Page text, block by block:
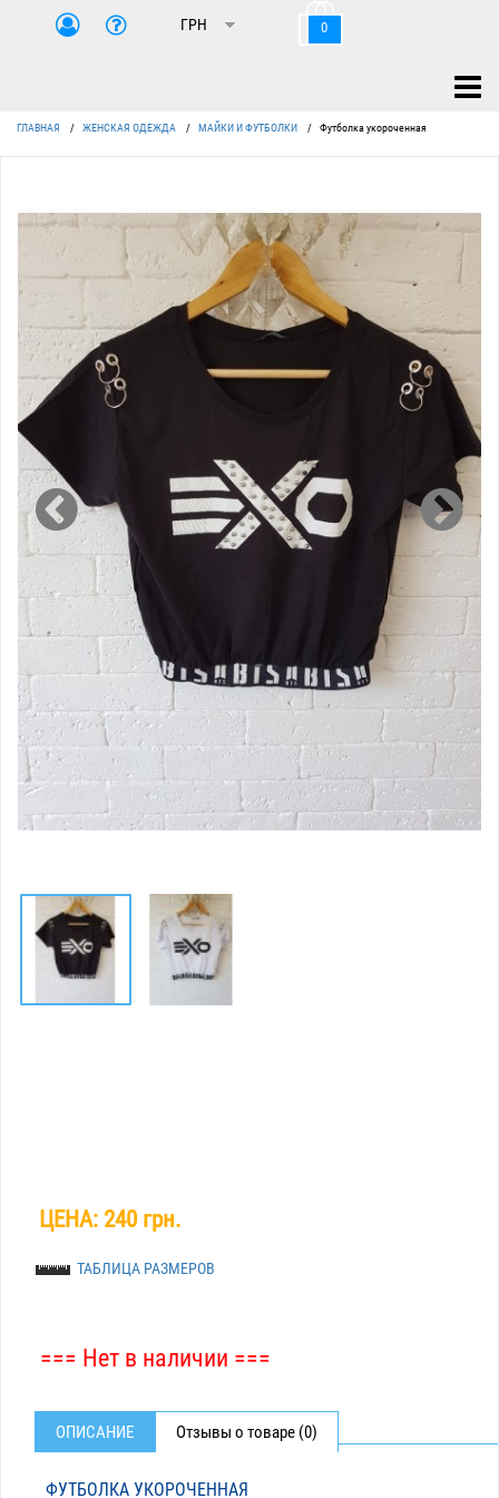
0
ГЛАВНАЯ / ЖЕНСКАЯ ОДЕЖДА / МАЙКИ И ФУТБОЛКИ / Футболка укороченная
ЦЕНА: 240 грн.
ТАБЛИЦА РАЗМЕРОВ
=== Нет в наличии ===
ОПИСАНИЕ Отзывы о товаре (0)
ФУТБОЛКА УКОРОЧЕННАЯ